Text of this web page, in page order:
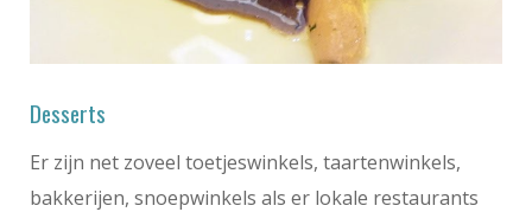
Desserts
Er zijn net zoveel toetjeswinkels, taartenwinkels,
bakkerijen, snoepwinkels als er lokale restaurants